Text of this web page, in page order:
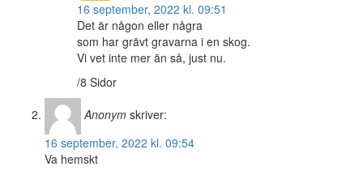
16 september, 2022 kl. 09:51
Det är någon eller några
som har grävt gravarna i en skog.
Vi vet inte mer än så, just nu.
/8 Sidor
Anonym skriver:
16 september, 2022 kl. 09:54
Va hemskt